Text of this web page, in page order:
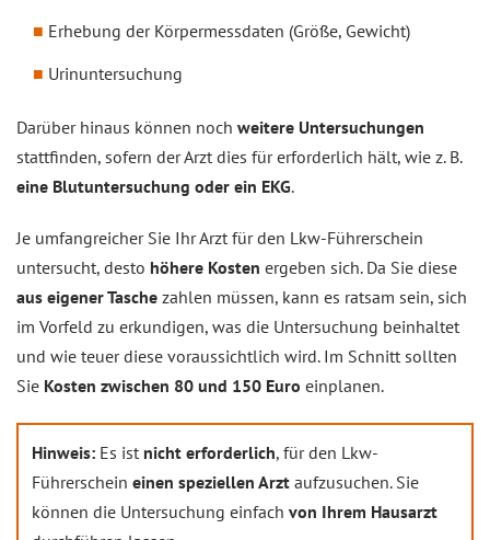
Erhebung der Körpermessdaten (Größe, Gewicht)
Urinuntersuchung
Darüber hinaus können noch weitere Untersuchungen
stattfinden, sofern der Arzt dies für erforderlich hält, wie z. B.
eine Blutuntersuchung oder ein EKG.
Je umfangreicher Sie Ihr Arzt für den Lkw-Führerschein
untersucht, desto höhere Kosten ergeben sich. Da Sie diese
aus eigener Tasche zahlen müssen, kann es ratsam sein, sich
im Vorfeld zu erkundigen, was die Untersuchung beinhaltet
und wie teuer diese voraussichtlich wird. Im Schnitt sollten
Sie Kosten zwischen 80 und 150 Euro einplanen.
Hinweis: Es ist nicht erforderlich, für den Lkw-
Führerschein einen speziellen Arzt aufzusuchen. Sie
können die Untersuchung einfach von Ihrem Hausarzt